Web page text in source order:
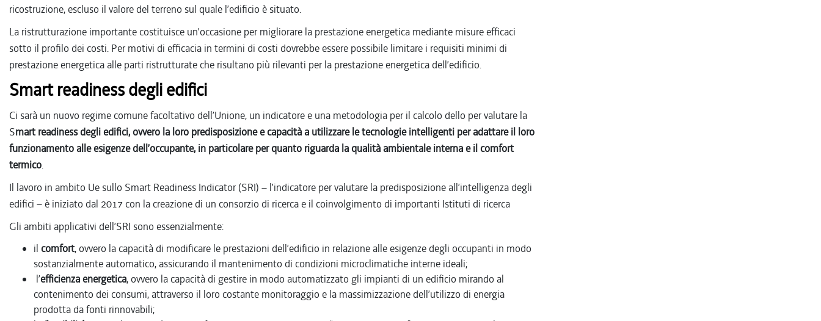
ricostruzione, escluso il valore del terreno sul quale l’edificio è situato.
La ristrutturazione importante costituisce un’occasione per migliorare la prestazione energetica mediante misure efficaci
sotto il profilo dei costi. Per motivi di efficacia in termini di costi dovrebbe essere possibile limitare i requisiti minimi di
prestazione energetica alle parti ristrutturate che risultano più rilevanti per la prestazione energetica dell’edificio.
Smart readiness degli edifici
Ci sarà un nuovo regime comune facoltativo dell’Unione, un indicatore e una metodologia per il calcolo dello per valutare la
Smart readiness degli edifici, ovvero la loro predisposizione e capacità a utilizzare le tecnologie intelligenti per adattare il loro
funzionamento alle esigenze dell’occupante, in particolare per quanto riguarda la qualità ambientale interna e il comfort
termico.
Il lavoro in ambito Ue sullo Smart Readiness Indicator (SRI) – l’indicatore per valutare la predisposizione all’intelligenza degli
edifici – è iniziato dal 2017 con la creazione di un consorzio di ricerca e il coinvolgimento di importanti Istituti di ricerca
Gli ambiti applicativi dell’SRI sono essenzialmente:
il comfort, ovvero la capacità di modificare le prestazioni dell’edificio in relazione alle esigenze degli occupanti in modo
sostanzialmente automatico, assicurando il mantenimento di condizioni microclimatiche interne ideali;
l’efficienza energetica, ovvero la capacità di gestire in modo automatizzato gli impianti di un edificio mirando al
contenimento dei consumi, attraverso il loro costante monitoraggio e la massimizzazione dell’utilizzo di energia
prodotta da fonti rinnovabili;